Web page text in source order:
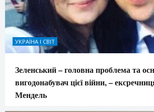
УКРАЇНА І СВІТ
Зеленський – головна проблема та
вигодонабувач цієї війни, –
Мендель